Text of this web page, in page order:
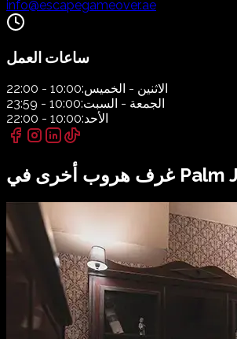
info@escapegameover.ae
ساعات العمل
الاثنين - الخميس:10:00 - 22:00
الجمعة - السبت:10:00 - 23:59
الأحد:10:00 - 22:00
غرف هروب أخرى في Palm